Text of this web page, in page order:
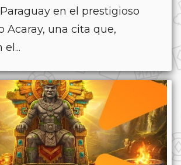
en el prestigioso
Acaray, una cita que,